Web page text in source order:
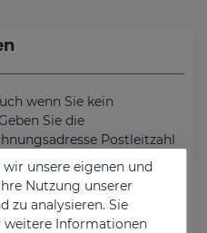
wenn Sie kein
Sie die
Postleitzahl
unsere eigenen und
Nutzung unserer
zu analysieren. Sie
weitere Informationen